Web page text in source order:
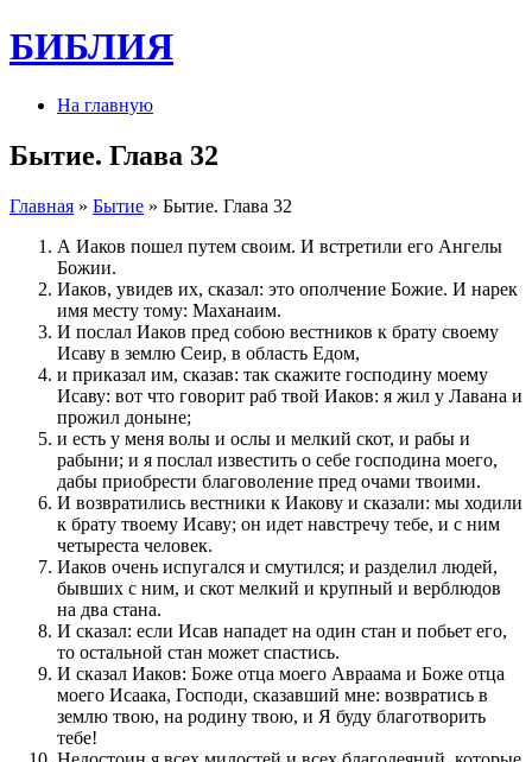
БИБЛИЯ
На главную
Бытие. Глава 32
Главная » Бытие » Бытие. Глава 32
А Иаков пошел путем своим. И встретили его Ангелы
Божии.
Иаков, увидев их, сказал: это ополчение Божие. И нарек
имя месту тому: Маханаим.
И послал Иаков пред собою вестников к брату своему
Исаву в землю Сеир, в область Едом,
и приказал им, сказав: так скажите господину моему
Исаву: вот что говорит раб твой Иаков: я жил у Лавана и
прожил доныне;
и есть у меня волы и ослы и мелкий скот, и рабы и
рабыни; и я послал известить о себе господина моего,
дабы приобрести благоволение пред очами твоими.
И возвратились вестники к Иакову и сказали: мы ходили
к брату твоему Исаву; он идет навстречу тебе, и с ним
четыреста человек.
Иаков очень испугался и смутился; и разделил людей,
бывших с ним, и скот мелкий и крупный и верблюдов
на два стана.
И сказал: если Исав нападет на один стан и побьет его,
то остальной стан может спастись.
И сказал Иаков: Боже отца моего Авраама и Боже отца
моего Исаака, Господи, сказавший мне: возвратись в
землю твою, на родину твою, и Я буду благотворить
тебе!